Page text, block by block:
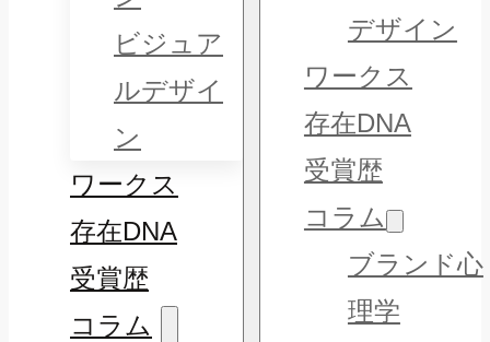
ビジュア
ルデザイ
ン
ワークス
存在DNA
受賞歴
コラム
デザイン
ワークス
存在DNA
受賞歴
コラム
ブランド心
理学